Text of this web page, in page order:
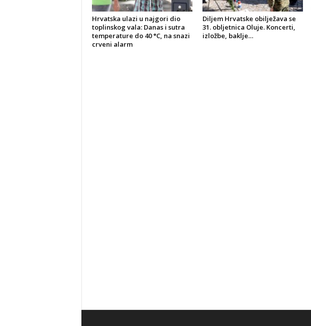
Hrvatska ulazi u najgori dio
toplinskog vala: Danas i sutra
temperature do 40 °C, na snazi
crveni alarm
Diljem Hrvatske obilježava se
31. obljetnica Oluje. Koncerti,
izložbe, baklje…